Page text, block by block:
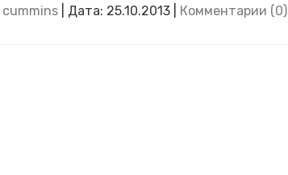
cummins Дата: 25.10.2013 Комментарии (0)